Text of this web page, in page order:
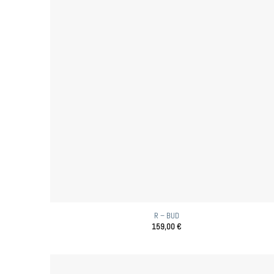
R – BUD
159,00€